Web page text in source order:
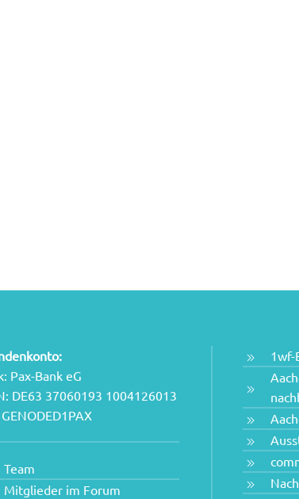
Pax-Bank eG
DE63 37060193 1004126013
Team
Mitglieder im Forum
1wf-